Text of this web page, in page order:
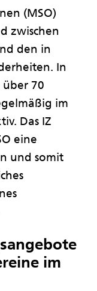
(MSO)
zwischen
den in
In
70
im
Das IZ
eine
und somit
im